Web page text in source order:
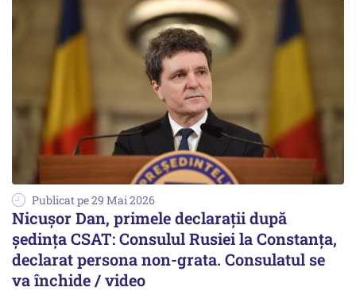
Publicat pe 29 Mai 2026
Nicușor Dan, primele declarații după
ședința CSAT: Consulul Rusiei la Constanța,
declarat persona non-grata. Consulatul se
va închide / video